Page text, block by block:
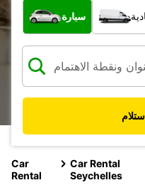
ما نوع المركبة؟
سيارة
Car
Rental
Car Rental
Seychelles